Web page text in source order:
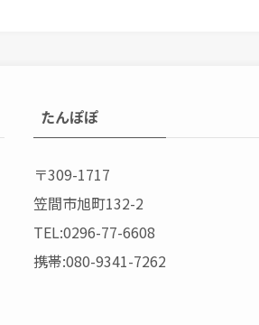
たんぽぽ
〒309-1717
笠間市旭町132-2
TEL:0296-77-6608
携帯:080-9341-7262